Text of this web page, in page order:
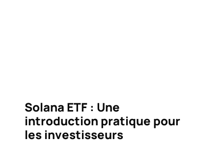
Solana ETF : Une
introduction pratique pour
les investisseurs